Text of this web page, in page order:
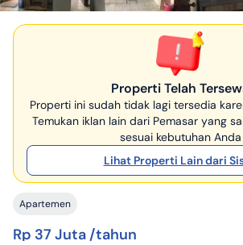
Properti Telah
Properti ini sudah tidak lagi tersedia
Temukan iklan lain dari Pemasar yang
sesuai kebutuhan Anda
Lihat Properti Lain dari
Apartemen
Rp 37 Juta /tahun